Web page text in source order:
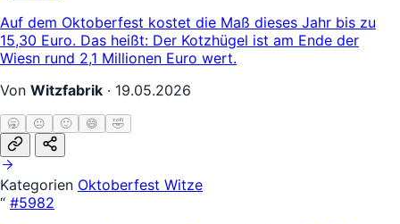
Auf dem Oktoberfest kostet die Maß dieses Jahr bis zu
15,30 Euro. Das heißt: Der Kotzhügel ist am Ende der
Wiesn rund 2,1 Millionen Euro wert.
Von Witzfabrik · 19.05.2026
🥱 😐 🙂 😄 🤣
Kategorien Oktoberfest Witze
“ #5982